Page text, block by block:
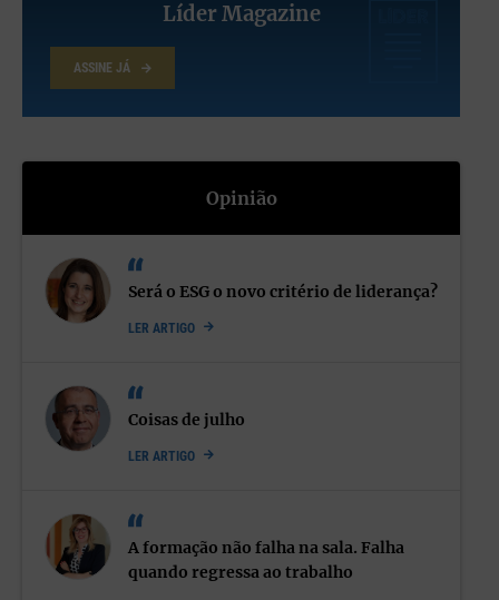
Líder Magazine
ASSINE JÁ
Opinião
Será o ESG o novo critério de liderança?
LER ARTIGO
Coisas de julho
LER ARTIGO
A formação não falha na sala. Falha
quando regressa ao trabalho